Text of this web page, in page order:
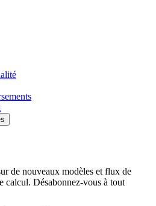
de nouveaux modèles et flux de
calcul. Désabonnez-vous à tout